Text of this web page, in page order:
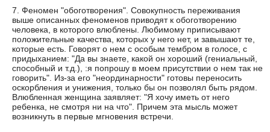
7. Феномен "обоготворения". Совокупность переживания
выше описанных феноменов приводят к обоготворению
человека, в которого влюблены. Любимому приписывают
положительные качества, которых у него нет, и завышают те,
которые есть. Говорят о нем с особым тембром в голосе, с
придыханием: "Да вы знаете, какой он хороший (гениальный,
способный и т.д.), :я попрошу в моем присутствии о нем так не
говорить". Из-за его "неординарности" готовы переносить
оскорбления и унижения, только бы он позволял быть рядом.
Влюбленная женщина заявляет: "Я хочу иметь от него
ребенка, не смотря ни на что". Причем эта мысль может
возникнуть в первые мгновения встречи.